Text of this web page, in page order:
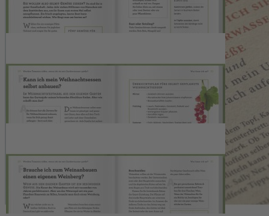
Wachsen Erdbeeren auch im Schatten? Es regnet nicht mehr – was
mache ich jetzt? Wer knabbert mein Balkongemüse an? Wie kann
ich das Wachstum ankurbeln? Einfrieren, einwecken, trocknen oder
fermentieren? Gärtnern leichtgemacht: Anfänger finden in diesem
Ratgeber verständliche Antworten auf Fragen rund um den
Gemüsegarten.
Beschreibung
Obst und Gemüse selber ziehen: Klimafreundlich gärtnern auf
kleinstem Raum
Tomaten aus dem Topf, Kartoffeln aus dem Kübel und Erdbeeren
vom Fensterbrett: Obst und Gemüse selbst anbauen ist kein
Hexenwerk. Ob Tomaten auf dem Balkon anpflanzen oder
Kartoffeln selber im Schrebergarten anbauen: Mit geringen Mitteln
kann man einen Schritt zum Selbstversorger machen. Sally Nex gibt
in ihrem praxisnahen Gartenbuch handfeste Tipps für Obst und
Gemüse im Eigenanbau. Sie ist preisgekrönte Autorin, Kolumnistin
und Gärtnerin und schreibt in ihrem Blog unterhaltsam über
nachhaltiges Gärtnern in ihrem Garten in Somerset, UK.